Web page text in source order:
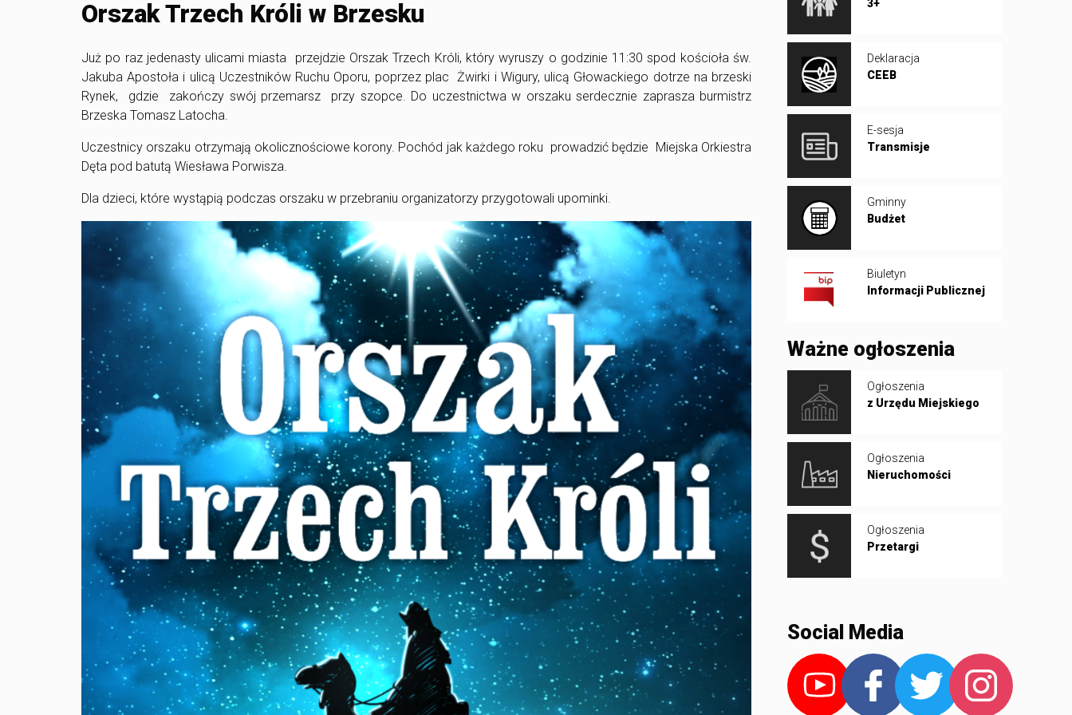
Orszak Trzech Króli w Brzesku
Już po raz jedenasty ulicami miasta przejdzie Orszak Trzech Króli, który wyruszy o godzinie 11:30 spod kościoła św.
Jakuba Apostoła i ulicą Uczestników Ruchu Oporu, poprzez plac Żwirki i Wigury, ulicą Głowackiego dotrze na brzeski
Rynek, gdzie zakończy swój przemarsz przy szopce. Do uczestnictwa w orszaku serdecznie zaprasza burmistrz
Brzeska Tomasz Latocha.
Uczestnicy orszaku otrzymają okolicznościowe korony. Pochód jak każdego roku prowadzić będzie Miejska Orkiestra
Dęta pod batutą Wiesława Porwisza.
Dla dzieci, które wystąpią podczas orszaku w przebraniu organizatorzy przygotowali upominki.
3+
Deklaracja
CEEB
E-sesja
Transmisje
Gminny
Budżet
Biuletyn
Informacji Publicznej
Ważne ogłoszenia
Ogłoszenia
z Urzędu Miejskiego
Ogłoszenia
Nieruchomości
Ogłoszenia
Przetargi
Social Media